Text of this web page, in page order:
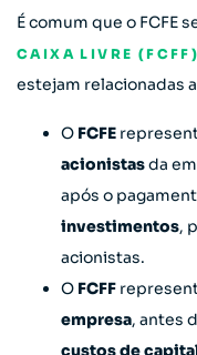
É comum que o FCFE
CAIXA LIVRE (FCFF)
estejam relacionadas
O FCFE
acionistasda
após o
investimentos,
acionistas.
O FCFF
empresa, antes
custos de